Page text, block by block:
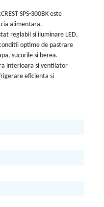
SPS-300BK este
alimentara.
reglabil si iluminare LED,
optime de pastrare
sucurile si berea.
interioara si ventilator
eficienta si